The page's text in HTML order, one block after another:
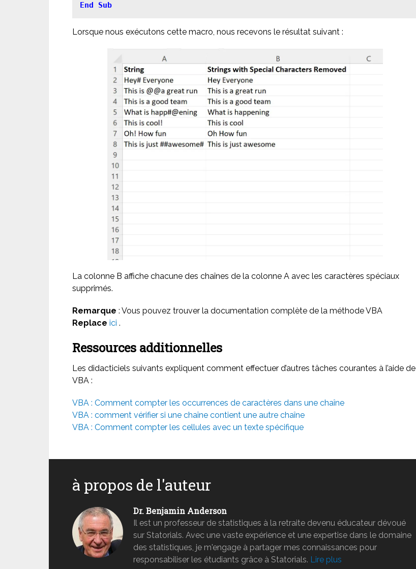
End Sub
Lorsque nous exécutons cette macro, nous recevons le résultat suivant :
La colonne B affiche chacune des chaînes de la colonne A avec les caractères spéciaux
supprimés.
Remarque : Vous pouvez trouver la documentation complète de la méthode VBA
Replace ici .
Ressources additionnelles
Les didacticiels suivants expliquent comment effectuer d’autres tâches courantes à l’aide de
VBA :
VBA : Comment compter les occurrences de caractères dans une chaîne
VBA : comment vérifier si une chaîne contient une autre chaîne
VBA : Comment compter les cellules avec un texte spécifique
à propos de l'auteur
Dr. Benjamin Anderson
Il est un professeur de statistiques à la retraite devenu éducateur dévoué
sur Statorials. Avec une vaste expérience et une expertise dans le domaine
des statistiques, je m'engage à partager mes connaissances pour
responsabiliser les étudiants grâce à Statorials. Lire plus